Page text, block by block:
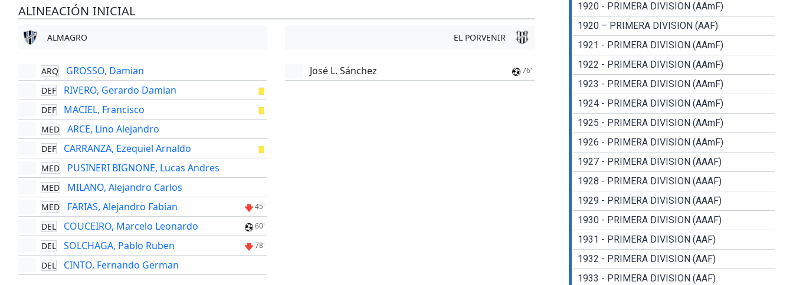
ALINEACIÓN INICIAL
ALMAGRO
ARQ GROSSO, Damian
DEF RIVERO, Gerardo Damian
DEF MACIEL, Francisco
MED ARCE, Lino Alejandro
DEF CARRANZA, Ezequiel Arnaldo
MED PUSINERI BIGNONE, Lucas Andres
MED MILANO, Alejandro Carlos
MED FARIAS, Alejandro Fabian 45'
DEL COUCEIRO, Marcelo Leonardo 60'
DEL SOLCHAGA, Pablo Ruben 78'
DEL CINTO, Fernando German
EL PORVENIR
José L. Sánchez 76'
1920 - PRIMERA DIVISION (AAmF)
1920 – PRIMERA DIVISION (AAF)
1921 - PRIMERA DIVISION (AAmF)
1922 - PRIMERA DIVISION (AAmF)
1923 - PRIMERA DIVISION (AAmF)
1924 - PRIMERA DIVISION (AAmF)
1925 - PRIMERA DIVISION (AAmF)
1926 - PRIMERA DIVISION (AAmF)
1927 - PRIMERA DIVISION (AAAF)
1928 - PRIMERA DIVISION (AAAF)
1929 - PRIMERA DIVISION (AAAF)
1930 - PRIMERA DIVISION (AAAF)
1931 - PRIMERA DIVISION (AAF)
1932 - PRIMERA DIVISION (AAF)
1933 - PRIMERA DIVISION (AAF)